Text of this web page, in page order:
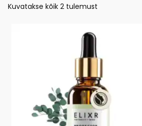
Kuvatakse kõik 2 tulemust